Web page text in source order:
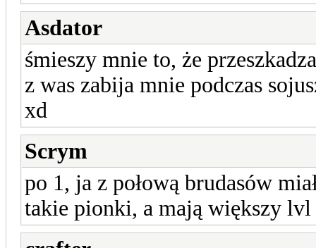
Asdator
śmieszy mnie to, że
z was zabija mnie podczas
xd
Scrym
po 1, ja z połową brudasów
takie pionki, a mają większy lvl